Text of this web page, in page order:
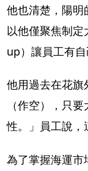
他也清楚，陽明
以他僅聚焦制
up）讓員工有
他用過去在花旗
（作空），只
性。」員工說，
為了掌握海運市